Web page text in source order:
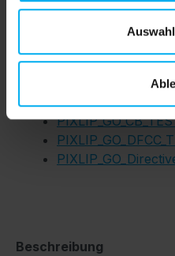
Downloads
PIXLIP_GO_ ENEC
Beschreibung